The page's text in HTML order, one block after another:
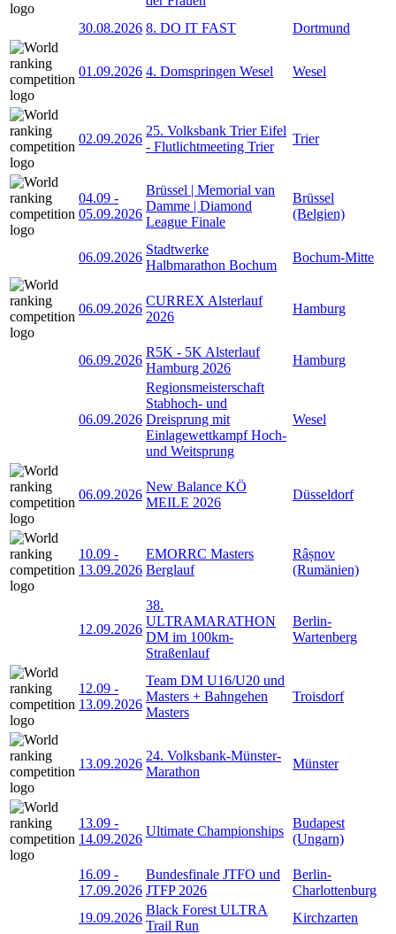
30.08.2026 8. DO IT FAST Dortmund
01.09.2026 4. Domspringen Wesel Wesel
02.09.2026
25. Volksbank Trier Eifel
- Flutlichtmeeting Trier
Trier
04.09 -
05.09.2026
Brüssel | Memorial van
Damme | Diamond
League Finale
Brüssel
(Belgien)
06.09.2026
Stadtwerke
Halbmarathon Bochum
Bochum-Mitte
06.09.2026
CURREX Alsterlauf
2026
Hamburg
06.09.2026
R5K - 5K Alsterlauf
Hamburg 2026
Hamburg
06.09.2026
Regionsmeisterschaft
Stabhoch- und
Dreisprung mit
Einlagewettkampf Hoch-
und Weitsprung
Wesel
06.09.2026
New Balance KÖ
MEILE 2026
Düsseldorf
10.09 -
13.09.2026
EMORRC Masters
Berglauf
Râșnov
(Rumänien)
12.09.2026
38.
ULTRAMARATHON
DM im 100km-
Straßenlauf
Berlin-
Wartenberg
12.09 -
13.09.2026
Team DM U16/U20 und
Masters + Bahngehen
Masters
Troisdorf
13.09.2026
24. Volksbank-Münster-
Marathon
Münster
13.09 -
14.09.2026
Ultimate Championships
Budapest
(Ungarn)
16.09 -
17.09.2026
Bundesfinale JTFO und
JTFP 2026
Berlin-
Charlottenburg
19.09.2026
Black Forest ULTRA
Trail Run
Kirchzarten